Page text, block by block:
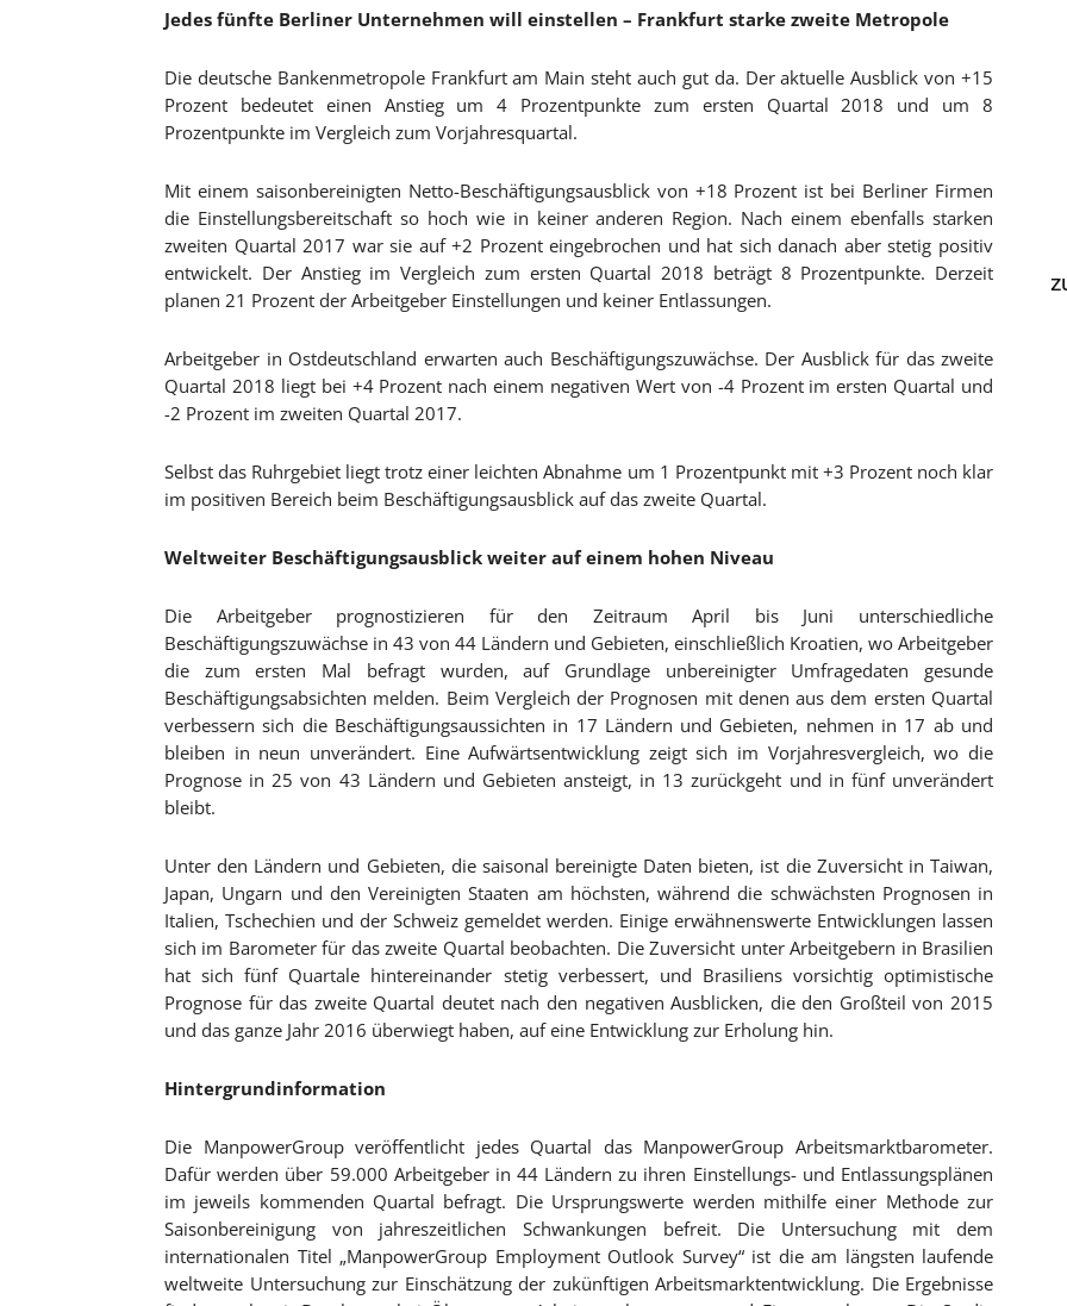
Jedes fünfte Berliner Unternehmen will einstellen – Frankfurt starke zweite Metropole
Die deutsche Bankenmetropole Frankfurt am Main steht auch gut da. Der aktuelle Ausblick von +15
Prozent bedeutet einen Anstieg um 4 Prozentpunkte zum ersten Quartal 2018 und um 8
Prozentpunkte im Vergleich zum Vorjahresquartal.
Mit einem saisonbereinigten Netto-Beschäftigungsausblick von +18 Prozent ist bei Berliner Firmen
die Einstellungsbereitschaft so hoch wie in keiner anderen Region. Nach einem ebenfalls starken
zweiten Quartal 2017 war sie auf +2 Prozent eingebrochen und hat sich danach aber stetig positiv
entwickelt. Der Anstieg im Vergleich zum ersten Quartal 2018 beträgt 8 Prozentpunkte. Derzeit
planen 21 Prozent der Arbeitgeber Einstellungen und keiner Entlassungen.
Arbeitgeber in Ostdeutschland erwarten auch Beschäftigungszuwächse. Der Ausblick für das zweite
Quartal 2018 liegt bei +4 Prozent nach einem negativen Wert von -4 Prozent im ersten Quartal und
-2 Prozent im zweiten Quartal 2017.
Selbst das Ruhrgebiet liegt trotz einer leichten Abnahme um 1 Prozentpunkt mit +3 Prozent noch klar
im positiven Bereich beim Beschäftigungsausblick auf das zweite Quartal.
Weltweiter Beschäftigungsausblick weiter auf einem hohen Niveau
Die Arbeitgeber prognostizieren für den Zeitraum April bis Juni unterschiedliche
Beschäftigungszuwächse in 43 von 44 Ländern und Gebieten, einschließlich Kroatien, wo Arbeitgeber
die zum ersten Mal befragt wurden, auf Grundlage unbereinigter Umfragedaten gesunde
Beschäftigungsabsichten melden. Beim Vergleich der Prognosen mit denen aus dem ersten Quartal
verbessern sich die Beschäftigungsaussichten in 17 Ländern und Gebieten, nehmen in 17 ab und
bleiben in neun unverändert. Eine Aufwärtsentwicklung zeigt sich im Vorjahresvergleich, wo die
Prognose in 25 von 43 Ländern und Gebieten ansteigt, in 13 zurückgeht und in fünf unverändert
bleibt.
Unter den Ländern und Gebieten, die saisonal bereinigte Daten bieten, ist die Zuversicht in Taiwan,
Japan, Ungarn und den Vereinigten Staaten am höchsten, während die schwächsten Prognosen in
Italien, Tschechien und der Schweiz gemeldet werden. Einige erwähnenswerte Entwicklungen lassen
sich im Barometer für das zweite Quartal beobachten. Die Zuversicht unter Arbeitgebern in Brasilien
hat sich fünf Quartale hintereinander stetig verbessert, und Brasiliens vorsichtig optimistische
Prognose für das zweite Quartal deutet nach den negativen Ausblicken, die den Großteil von 2015
und das ganze Jahr 2016 überwiegt haben, auf eine Entwicklung zur Erholung hin.
Hintergrundinformation
Die ManpowerGroup veröffentlicht jedes Quartal das ManpowerGroup Arbeitsmarktbarometer.
Dafür werden über 59.000 Arbeitgeber in 44 Ländern zu ihren Einstellungs- und Entlassungsplänen
im jeweils kommenden Quartal befragt. Die Ursprungswerte werden mithilfe einer Methode zur
Saisonbereinigung von jahreszeitlichen Schwankungen befreit. Die Untersuchung mit dem
internationalen Titel „ManpowerGroup Employment Outlook Survey“ ist die am längsten laufende
weltweite Untersuchung zur Einschätzung der zukünftigen Arbeitsmarktentwicklung. Die Ergebnisse